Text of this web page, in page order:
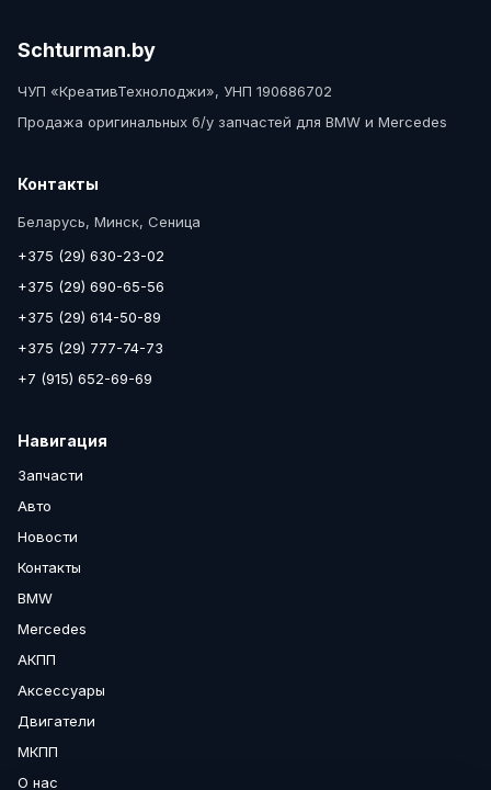
Schturman.by
ЧУП «КреативТехнолоджи», УНП 190686702
Продажа оригинальных б/у запчастей для BMW и Mercedes
Контакты
Беларусь, Минск, Сеница
+375 (29) 630-23-02
+375 (29) 690-65-56
+375 (29) 614-50-89
+375 (29) 777-74-73
+7 (915) 652-69-69
Навигация
Запчасти
Авто
Новости
Контакты
BMW
Mercedes
АКПП
Аксессуары
Двигатели
МКПП
О нас